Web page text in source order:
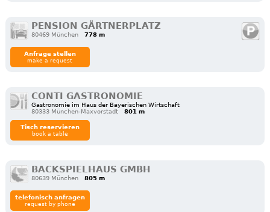
PENSION GÄRTNERPLATZ
80469 München 778 m
Anfrage stellen
make a request
CONTI GASTRONOMIE
Gastronomie im Haus der Bayerischen Wirtschaft
80333 München-Maxvorstadt
801 m
Tisch reservieren
book a table
BACKSPIELHAUS GMBH
80639 München 805 m
telefonisch anfragen
request by phone